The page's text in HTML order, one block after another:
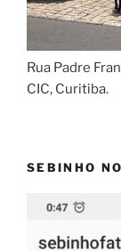
Rua Padre
CIC, Curitiba.
SEBINHO